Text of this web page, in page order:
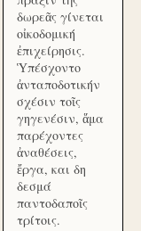
δωρεᾶς γίνεται
οἰκοδομική
ἐπιχείρησις.
Ὑπέσχοντο
ἀνταποδοτικήν
σχέσιν τοῖς
γηγενέσιν, ἅμα
παρέχοντες
ἀναθέσεις,
ἔργα, και δη
δεσμά
παντοδαποῖς
τρίτοις.